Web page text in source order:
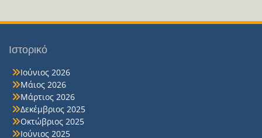
Ιστορικό
Ιούνιος 2026
Μάιος 2026
Μάρτιος 2026
Δεκέμβριος 2025
Οκτώβριος 2025
Ιούνιος 2025